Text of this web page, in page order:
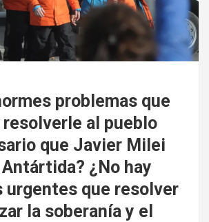
problemas que
al pueblo
que Javier Milei
¿No hay
urgentes que resolver
la soberanía y el